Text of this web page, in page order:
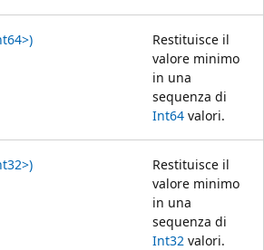
Restituisce il
valore minimo
in una
sequenza di
Int64 valori.
Restituisce il
valore minimo
in una
sequenza di
Int32 valori.